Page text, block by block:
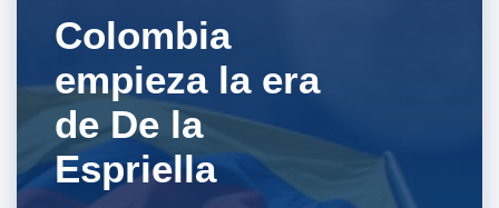
Colombia
empieza la era
de De la
Espriella